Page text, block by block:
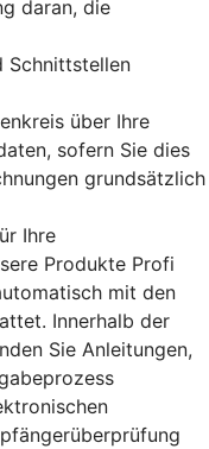
daran, die
Schnittstellen
über Ihre
sofern Sie dies
grundsätzlich
Ihre
Produkte Profi
mit den
Innerhalb der
Sie Anleitungen,